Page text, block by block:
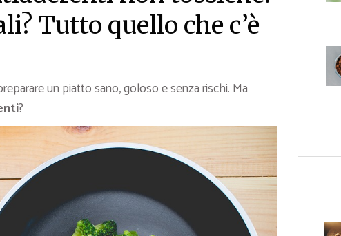
Tutto quello che c’è
un piatto sano, goloso e senza rischi. Ma
?